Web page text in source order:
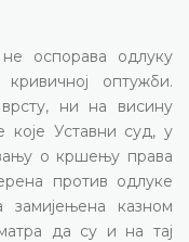
оспорава одлуку
оптужби.
ни на висину
Уставни суд, у
о кршењу права
против одлуке
замијењена казном
да су и на тај